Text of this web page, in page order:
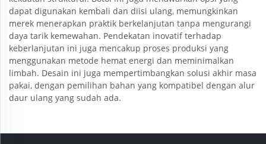
dapat digunakan kembali dan diisi ulang, memungkinkan
merek menerapkan praktik berkelanjutan tanpa mengurangi
daya tarik kemewahan. Pendekatan inovatif terhadap
keberlanjutan ini juga mencakup proses produksi yang
menggunakan metode hemat energi dan meminimalkan
limbah. Desain ini juga mempertimbangkan solusi akhir masa
pakai, dengan pemilihan bahan yang kompatibel dengan alur
daur ulang yang sudah ada.